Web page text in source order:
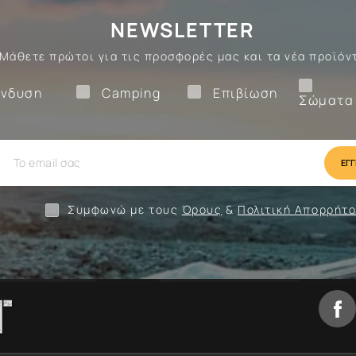
NEWSLETTER
Μάθετε πρώτοι για τις προσφορές μας και τα νέα
Επιβίωση
Επιβίωση
Camping
Camping
Ένδυση
Συμφωνώ με τους Όρους & Πολιτική